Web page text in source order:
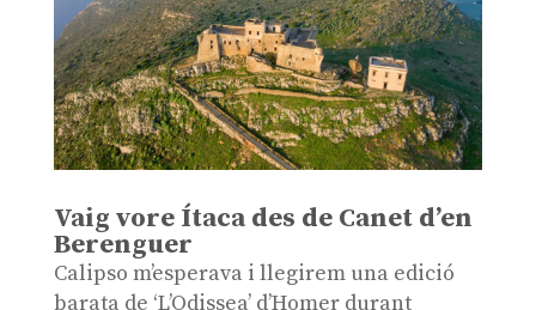
Vaig vore Ítaca des de Canet d’en
Berenguer
Calipso m’esperava i llegirem una edició
barata de ‘L’Odissea’ d’Homer durant